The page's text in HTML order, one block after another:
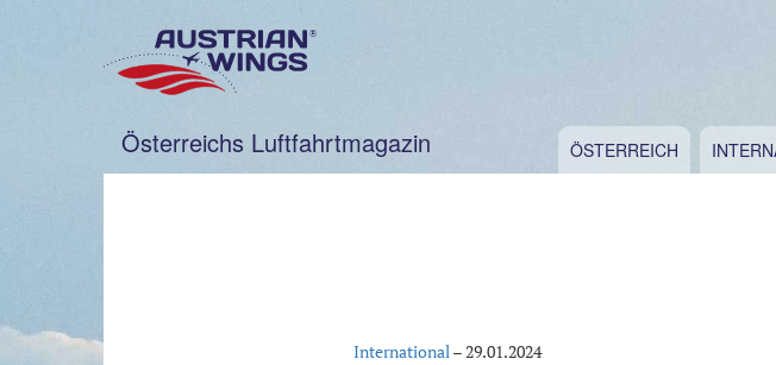
Österreichs Luftfahrtmagazin ÖSTERREICH
International–29.01.2024